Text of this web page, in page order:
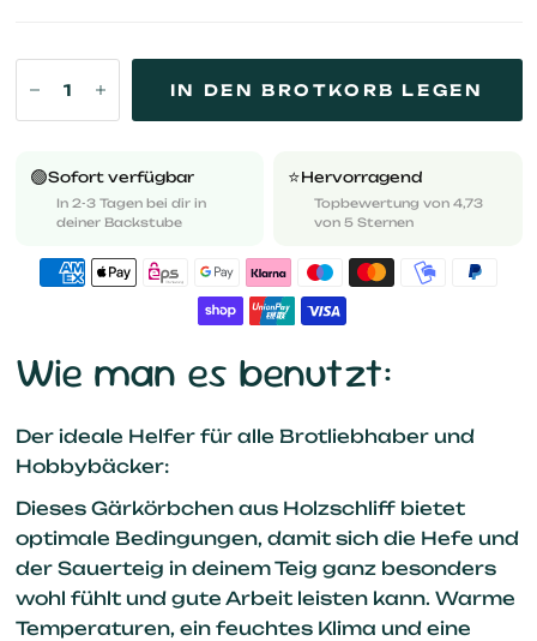
IN DEN BROTKORB LEGEN
🟢Sofort verfügbar
In 2-3 Tagen bei dir in
deiner Backstube
⭐️Hervorragend
Topbewertung von 4,73
von 5 Sternen
Wie man es benutzt:
Der ideale Helfer für alle Brotliebhaber und
Hobbybäcker:
Dieses Gärkörbchen aus Holzschliff bietet
optimale Bedingungen, damit sich die Hefe und
der Sauerteig in deinem Teig ganz besonders
wohl fühlt und gute Arbeit leisten kann. Warme
Temperaturen, ein feuchtes Klima und eine